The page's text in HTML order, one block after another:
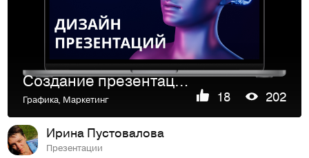
Cоздание презентаций/шаблонов/гайдов/обучающих материалов
Графика, Маркетинг 18 202
Ирина Пустовалова
Презентации